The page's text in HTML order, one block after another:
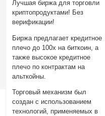
Лучшая биржа для торговли
криптопродуктами! Без
верификации!
Биржа предлагает кредитное
плечо до 100х на биткоин, а
также высокое кредитное
плечо по контрактам на
альткойны.
Торговый механизм был
создан с использованием
технологий, применяемых в